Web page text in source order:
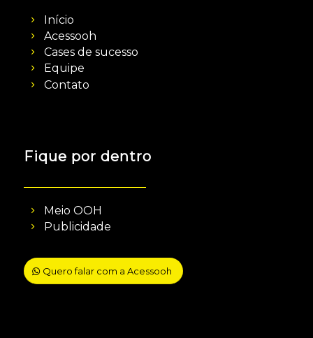
Início
Acessooh
Cases de sucesso
Equipe
Contato
Fique por dentro
Meio OOH
Publicidade
Quero falar com a Acessooh